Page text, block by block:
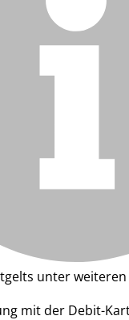
unter
mit der Debit-